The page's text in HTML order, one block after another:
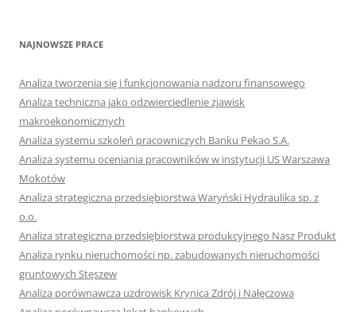
NAJNOWSZE PRACE
Analiza tworzenia się i funkcjonowania nadzoru finansowego
Analiza techniczna jako odzwierciedlenie zjawisk
makroekonomicznych
Analiza systemu szkoleń pracowniczych Banku Pekao S.A.
Analiza systemu oceniania pracowników w instytucji US Warszawa
Mokotów
Analiza strategiczna przedsiębiorstwa Waryński Hydraulika sp. z
o.o.
Analiza strategiczna przedsiębiorstwa produkcyjnego Nasz Produkt
Analiza rynku nieruchomości np. zabudowanych nieruchomości
gruntowych Stęszew
Analiza porównawcza uzdrowisk Krynica Zdrój i Nałęczowa